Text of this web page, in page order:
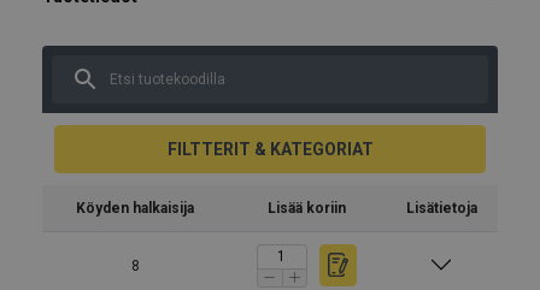
FILTTERIT & KATEGORIAT
Köyden halkaisija Lisää koriin Lisätietoja
8